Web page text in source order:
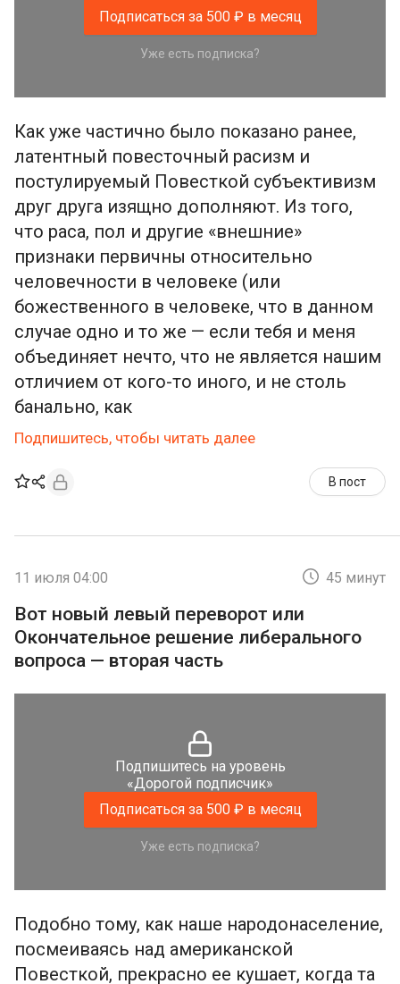
Подписаться за 500 ₽ в месяц
Уже есть подписка?
Как уже частично было показано ранее,
латентный повесточный расизм и
постулируемый Повесткой субъективизм
друг друга изящно дополняют. Из того,
что раса, пол и другие «внешние»
признаки первичны относительно
человечности в человеке (или
божественного в человеке, что в данном
случае одно и то же — если тебя и меня
объединяет нечто, что не является нашим
отличием от кого-то иного, и не столь
банально, как
Подпишитесь, чтобы читать далее
В пост
11 июля 04:00 45 минут
Вот новый левый переворот или
Окончательное решение либерального
вопроса — вторая часть
Подпишитесь на уровень
«Дорогой подписчик»
Подписаться за 500 ₽ в месяц
Уже есть подписка?
Подобно тому, как наше народонаселение,
посмеиваясь над американской
Повесткой, прекрасно ее кушает, когда та